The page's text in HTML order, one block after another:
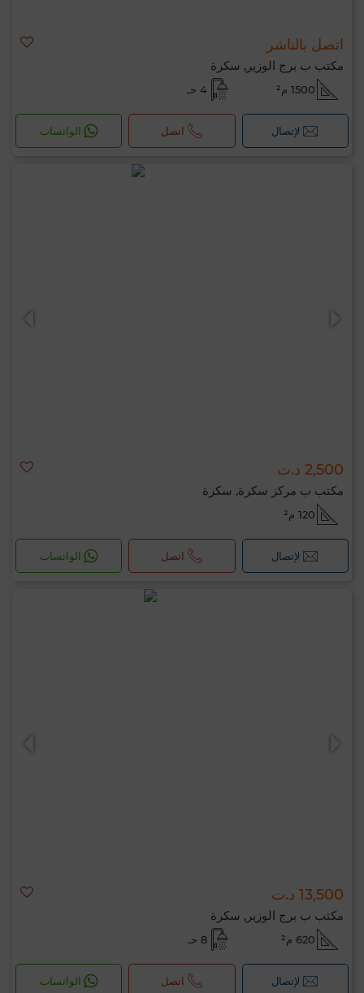
اتصل بالناشر
مكتب ب برج الوزير, سكرة
1500 م² 4 حـ
لإتصال اتصل الواتساب
2,500 د.ت
مكتب ب مركز سكرة, سكرة
120 م²
لإتصال اتصل الواتساب
13,500 د.ت
مكتب ب برج الوزير, سكرة
620 م² 8 حـ
لإتصال اتصل الواتساب